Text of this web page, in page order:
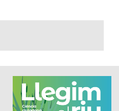
de les valoracions és de 0